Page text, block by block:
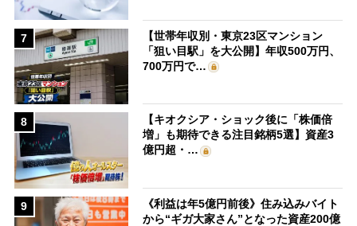
7
【世帯年収別・東京23区マンション
「狙い目駅」を大公開】年収500万円、
700万円で…
8
【キオクシア・ショック後に「株価倍
増」も期待できる注目銘柄5選】資産3
億円超・…
9
《利益は年5億円前後》住み込みバイト
から“ギガ大家さん”となった資産200億